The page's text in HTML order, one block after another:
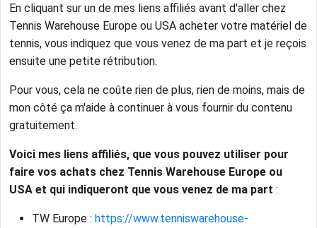
En cliquant sur un de mes liens affiliés avant d'aller chez
Tennis Warehouse Europe ou USA acheter votre matériel de
tennis, vous indiquez que vous venez de ma part et je reçois
ensuite une petite rétribution.
Pour vous, cela ne coûte rien de plus, rien de moins, mais de
mon côté ça m'aide à continuer à vous fournir du contenu
gratuitement.
Voici mes liens affiliés, que vous pouvez utiliser pour
faire vos achats chez Tennis Warehouse Europe ou
USA et qui indiqueront que vous venez de ma part :
TW Europe : https://www.tenniswarehouse-